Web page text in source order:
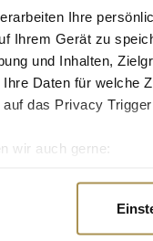
Ihre
Ihrem Gerät zu
und Inhalten,
Daten für welche
das Privacy
wir auch gerne:
Ihre persönlichen